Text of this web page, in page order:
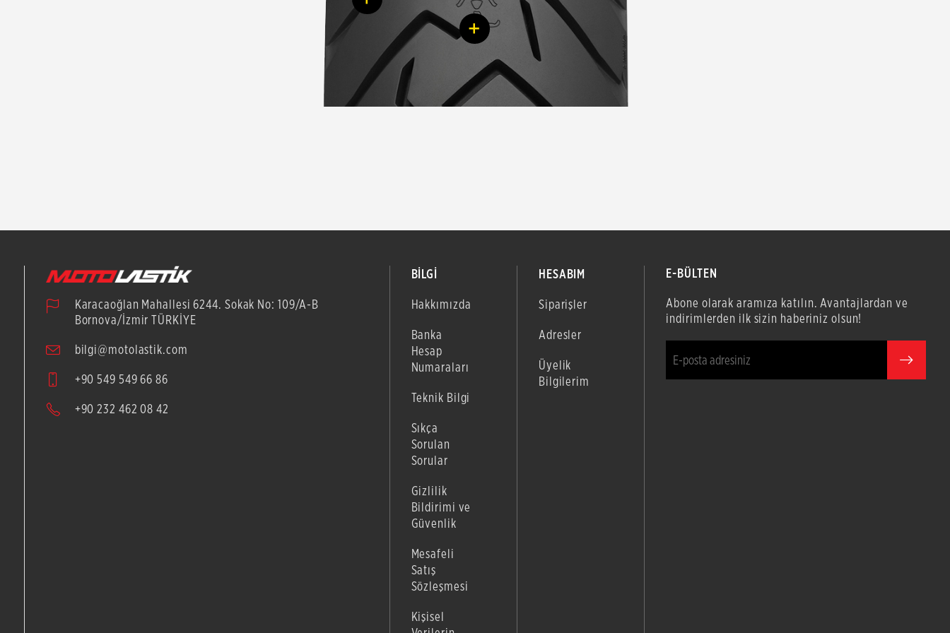
+
Karacaoğlan Mahallesi 6244. Sokak No: 109/A-B
Bornova/İzmir TÜRKİYE
bilgi@motolastik.com
+90 549 549 66 86
+90 232 462 08 42
BİLGİ
Hakkımızda
Banka
Hesap
Numaraları
Teknik Bilgi
Sıkça
Sorulan
Sorular
Gizlilik
Bildirimi ve
Güvenlik
Mesafeli
Satış
Sözleşmesi
Kişisel
HESABIM
Siparişler
Adresler
Üyelik
Bilgilerim
E-BÜLTEN
Abone olarak aramıza katılın. Avantajlardan ve
indirimlerden ilk sizin haberiniz olsun!